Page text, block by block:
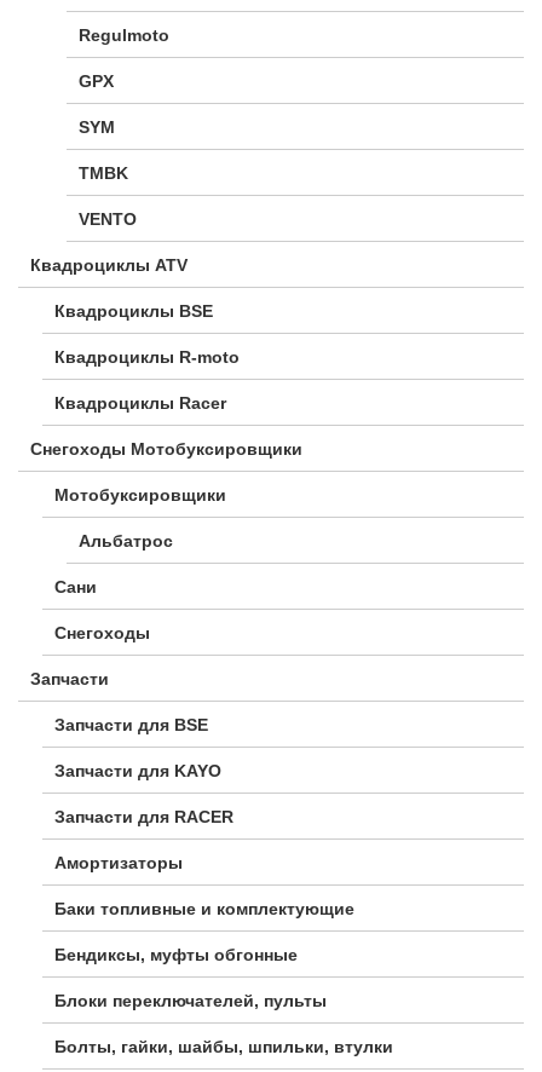
Regulmoto
GPX
SYM
TMBK
VENTO
Квадроциклы ATV
Квадроциклы BSE
Квадроциклы R-moto
Квадроциклы Racer
Снегоходы Мотобуксировщики
Мотобуксировщики
Альбатрос
Сани
Снегоходы
Запчасти
Запчасти для BSE
Запчасти для KAYO
Запчасти для RACER
Амортизаторы
Баки топливные и комплектующие
Бендиксы, муфты обгонные
Блоки переключателей, пульты
Болты, гайки, шайбы, шпильки, втулки